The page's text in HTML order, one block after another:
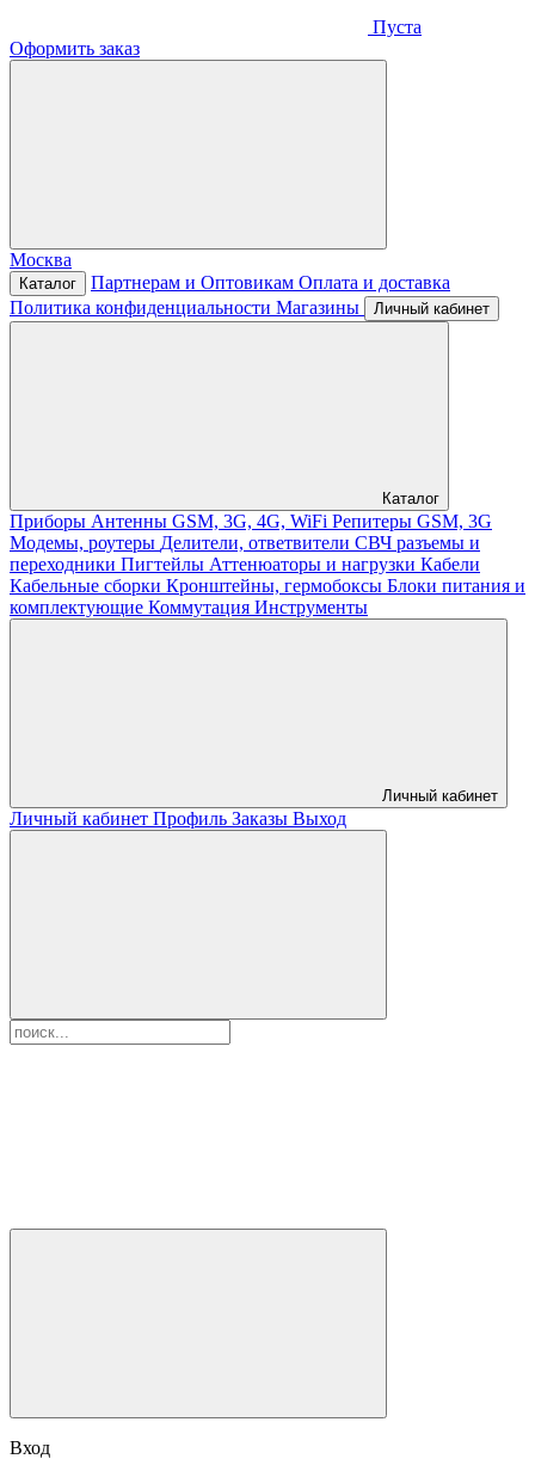
Пуста
Оформить заказ
Москва
Каталог Партнерам и Оптовикам Оплата и доставка
Политика конфиденциальности Магазины Личный кабинет
Каталог
Приборы Антенны GSM, 3G, 4G, WiFi Репитеры GSM, 3G
Модемы, роутеры Делители, ответвители СВЧ разъемы и
переходники Пигтейлы Аттенюаторы и нагрузки Кабели
Кабельные сборки Кронштейны, гермобоксы Блоки питания и
комплектующие Коммутация Инструменты
Личный кабинет
Личный кабинет Профиль Заказы Выход
Вход